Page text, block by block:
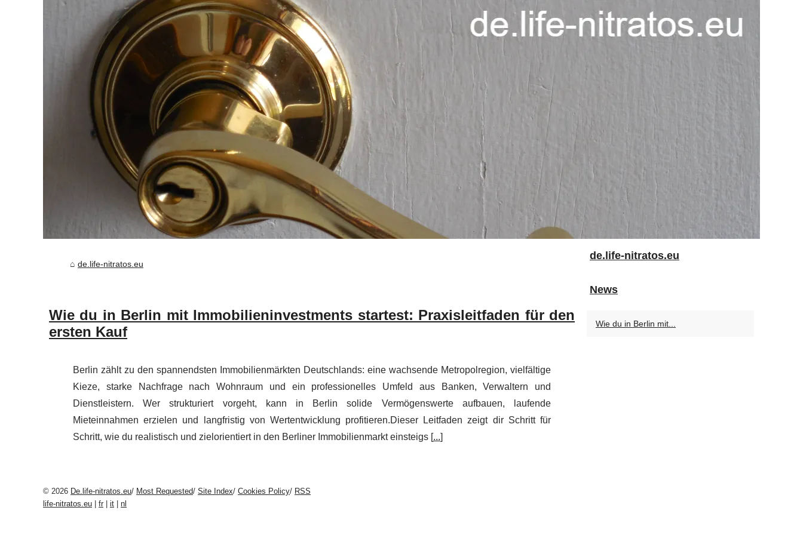
de.life-nitratos.eu
Wie du in Berlin mit Immobilieninvestments startest: Praxisleitfaden für den
ersten Kauf
Berlin zählt zu den spannendsten Immobilienmärkten Deutschlands: eine wachsende Metropolregion, vielfältige
Kieze, starke Nachfrage nach Wohnraum und ein professionelles Umfeld aus Banken, Verwaltern und
Dienstleistern. Wer strukturiert vorgeht, kann in Berlin solide Vermögenswerte aufbauen, laufende
Mieteinnahmen erzielen und langfristig von Wertentwicklung profitieren.Dieser Leitfaden zeigt dir Schritt für
Schritt, wie du realistisch und zielorientiert in den Berliner Immobilienmarkt einsteigs [...]
de.life-nitratos.eu
News
Wie du in Berlin mit...
© 2026 De.life-nitratos.eu/ Most Requested/ Site Index/ Cookies Policy/ RSS
life-nitratos.eu
fr it nl